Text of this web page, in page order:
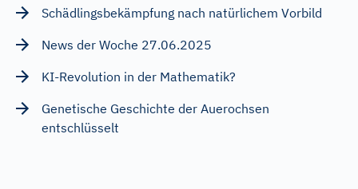
Schädlingsbekämpfung nach natürlichem Vorbild
News der Woche 27.06.2025
KI-Revolution in der Mathematik?
Genetische Geschichte der Auerochsen
entschlüsselt